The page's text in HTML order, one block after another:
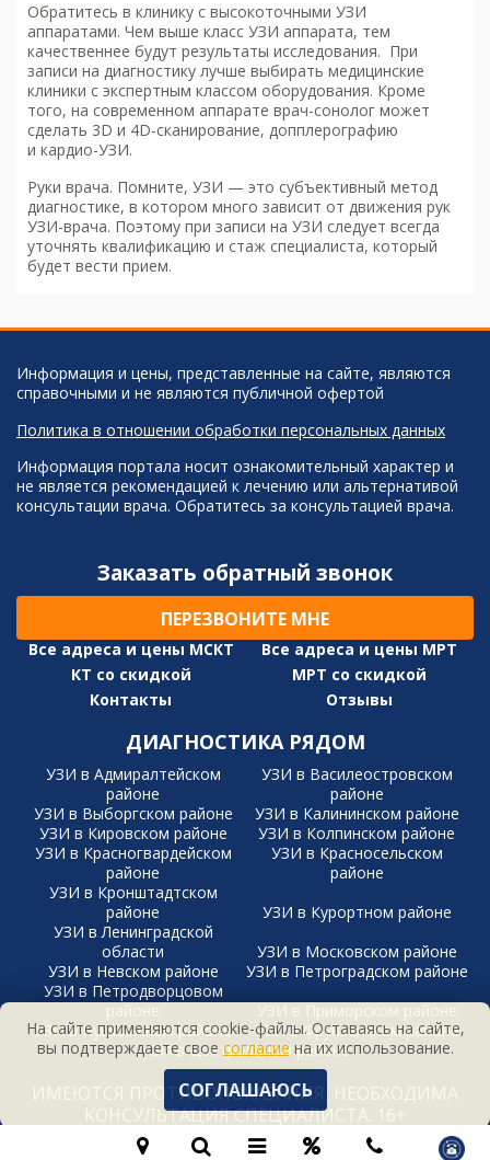
Обратитесь в клинику с высокоточными УЗИ
аппаратами. Чем выше класс УЗИ аппарата, тем
качественнее будут результаты исследования. При
записи на диагностику лучше выбирать медицинские
клиники с экспертным классом оборудования. Кроме
того, на современном аппарате врач-сонолог может
сделать 3D и 4D-сканирование, допплерографию
и кардио-УЗИ. ⠀
Руки врача. Помните, УЗИ — это субъективный метод
диагностике, в котором много зависит от движения рук
УЗИ-врача. Поэтому при записи на УЗИ следует всегда
уточнять квалификацию и стаж специалиста, который
будет вести прием.
Информация и цены, представленные на сайте, являются
справочными и не являются публичной офертой
Политика в отношении обработки персональных данных
Информация портала носит ознакомительный характер и
не является рекомендацией к лечению или альтернативой
консультации врача. Обратитесь за консультацией врача.
Заказать обратный звонок
ПЕРЕЗВОНИТЕ МНЕ
Все адреса и цены МСКТ
Все адреса и цены МРТ
КТ со скидкой
МРТ со скидкой
Контакты
Отзывы
ДИАГНОСТИКА РЯДОМ
УЗИ в Адмиралтейском
районе
УЗИ в Василеостровском
районе
УЗИ в Выборгском районе
УЗИ в Калининском районе
УЗИ в Кировском районе
УЗИ в Колпинском районе
УЗИ в Красногвардейском
районе
УЗИ в Красносельском
районе
УЗИ в Кронштадтском
районе
УЗИ в Курортном районе
УЗИ в Ленинградской
области
УЗИ в Московском районе
УЗИ в Невском районе
УЗИ в Петроградском районе
УЗИ в Петродворцовом
районе
УЗИ в Приморском районе
УЗИ в Пушкинском районе
УЗИ в Фрунзенском районе
УЗИ в Центральном районе
ИМЕЮТСЯ ПРОТИВОПОКАЗАНИЯ, НЕОБХОДИМА
КОНСУЛЬТАЦИЯ СПЕЦИАЛИСТА. 16+
На сайте применяются cookie-файлы. Оставаясь на сайте,
вы подтверждаете своесогласие на их использование.
СОГЛАШАЮСЬ